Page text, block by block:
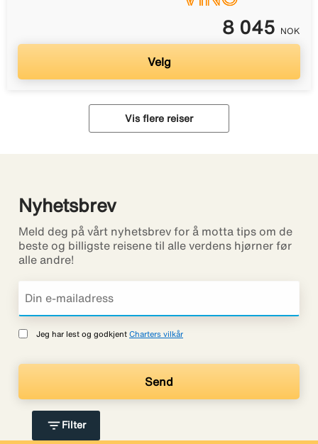
filter_list Filter
8 045 NOK
Velg
Vis flere reiser
Nyhetsbrev
Meld deg på vårt nyhetsbrev for å motta tips om de
beste og billigste reisene til alle verdens hjørner før
alle andre!
Jeg har lest og godkjent Charters vilkår